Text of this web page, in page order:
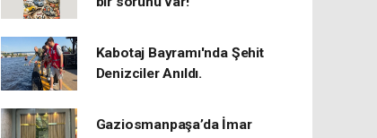
Kabotaj Bayramı'nda Şehit
Denizciler Anıldı.
Gaziosmanpaşa’da İmar